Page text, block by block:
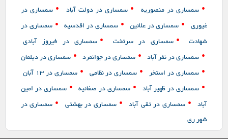
• سمساری در منصوریه • سمساری در دولت آباد • سمساری در
غیوری • سمساری در علائین • سمساری در اقدسیه • سمساری در
شهادت • سمساری در سرتخت • سمساری در فیروز آبادی
• سمساری در نفر آباد • سمساری در جوانمرد • سمساری در دیلمان
• سمساری در استخر • سمساری در نظامی • سمساری در ۱۳ آبان
• سمساری در ظهیر آباد • سمساری در صفائیه • سمساری در امین
آباد • سمساری در تقی آباد • سمساری در بهشتی • سمساری در
شهر ری